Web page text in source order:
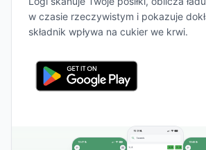
w czasie rzeczywistym i pokazuje
składnik wpływa na cukier we krwi.